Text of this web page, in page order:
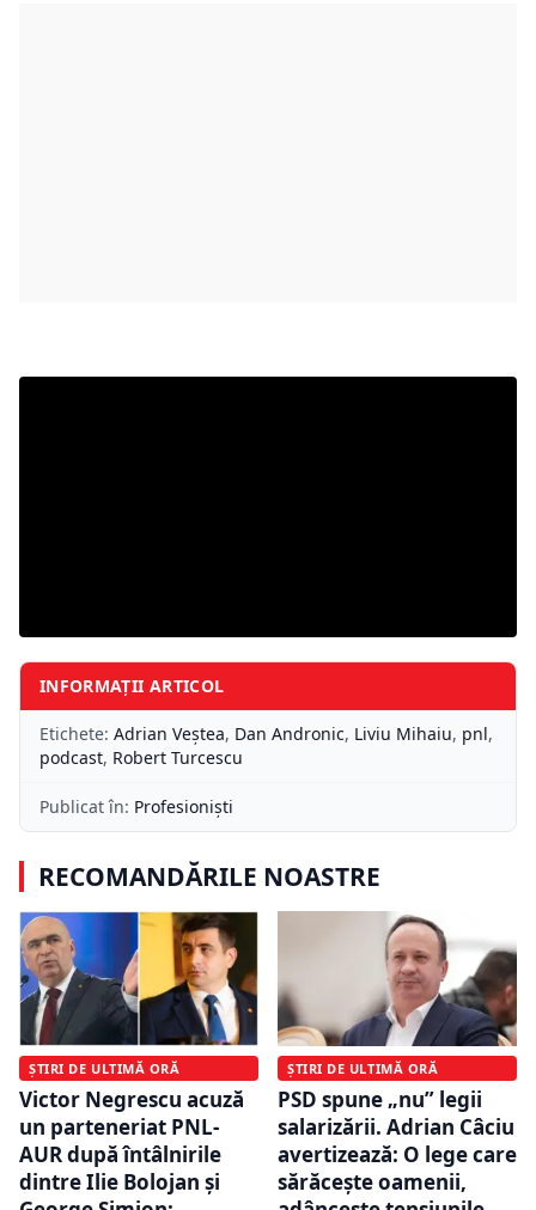
INFORMAȚII ARTICOL
Etichete: Adrian Veştea, Dan Andronic, Liviu Mihaiu, pnl,
podcast, Robert Turcescu
Publicat în: Profesioniști
RECOMANDĂRILE NOASTRE
ȘTIRI DE ULTIMĂ ORĂ
Victor Negrescu acuză
un parteneriat PNL-
AUR după întâlnirile
dintre Ilie Bolojan și
ȘTIRI DE ULTIMĂ ORĂ
PSD spune „nu” legii
salarizării. Adrian Câciu
avertizează: O lege care
sărăcește oamenii,